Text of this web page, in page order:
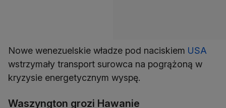
Nowe wenezuelskie władze pod naciskiem USA
wstrzymały transport surowca na pogrążoną w
kryzysie energetycznym wyspę.
Waszyngton grozi Hawanie